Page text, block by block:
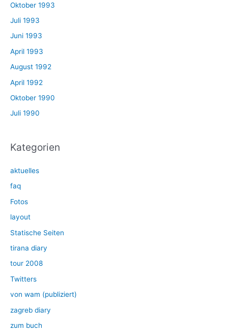
Oktober 1993
Juli 1993
Juni 1993
April 1993
August 1992
April 1992
Oktober 1990
Juli 1990
Kategorien
aktuelles
faq
Fotos
layout
Statische Seiten
tirana diary
tour 2008
Twitters
von wam (publiziert)
zagreb diary
zum buch